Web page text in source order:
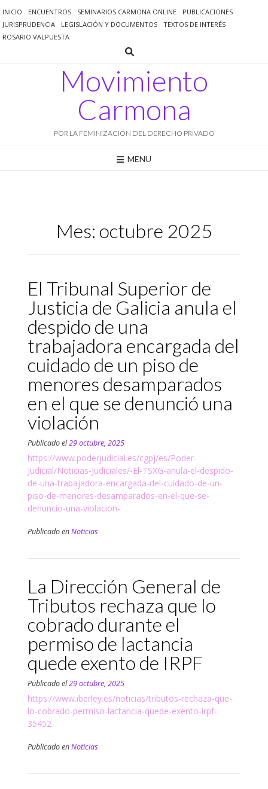
al
contenido
INICIO ENCUENTROS SEMINARIOS CARMONA ONLINE
PUBLICACIONES
JURISPRUDENCIA
LEGISLACIÓN Y DOCUMENTOS
TEXTOS DE INTERÉS
ROSARIO VALPUESTA
Movimiento
Carmona
POR LA FEMINIZACIÓN DEL DERECHO PRIVADO
MENU
Mes: octubre 2025
El Tribunal Superior de
Justicia de Galicia anula el
despido de una
trabajadora encargada del
cuidado de un piso de
menores desamparados
en el que se denunció una
violación
Publicado el29 octubre, 2025
https://www.poderjudicial.es/cgpj/es/Poder-
Judicial/Noticias-Judiciales/-El-TSXG-anula-el-despido-
de-una-trabajadora-encargada-del-cuidado-de-un-
piso-de-menores-desamparados-en-el-que-se-
denuncio-una-violacion-
Publicado enNoticias
La Dirección General de
Tributos rechaza que lo
cobrado durante el
permiso de lactancia
quede exento de IRPF
Publicado el29 octubre, 2025
https://www.iberley.es/noticias/tributos-rechaza-que-
lo-cobrado-permiso-lactancia-quede-exento-irpf-
35452
Publicado enNoticias